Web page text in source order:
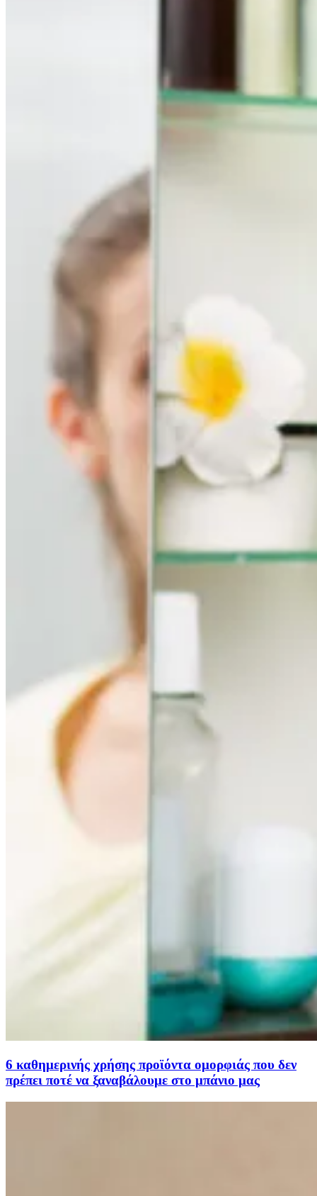
6 καθημερινής χρήσης προϊόντα ομορφιάς που δεν
πρέπει ποτέ να ξαναβάλουμε στο μπάνιο μας